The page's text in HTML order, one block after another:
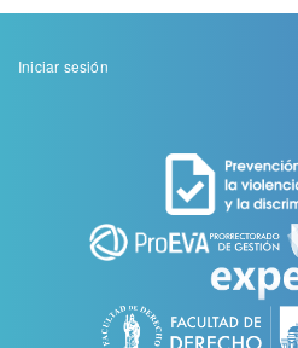
Menu
Iniciar sesión